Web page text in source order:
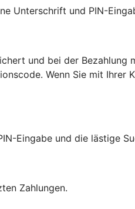
Unterschrift und PIN-
und bei der
Wenn Sie mit
Eingabe und die lästige
Zahlungen.